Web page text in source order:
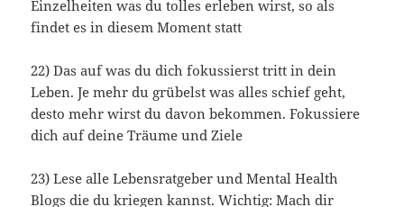
Einzelheiten was du tolles erleben wirst, so als
findet es in diesem Moment statt
22) Das auf was du dich fokussierst tritt in dein
Leben. Je mehr du grübelst was alles schief geht,
desto mehr wirst du davon bekommen. Fokussiere
dich auf deine Träume und Ziele
23) Lese alle Lebensratgeber und Mental Health
Blogs die du kriegen kannst. Wichtig: Mach dir